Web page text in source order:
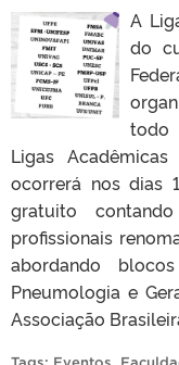
A
do
todo
Ligas
ocorrerá nos dias
gratuito
profissionais
abordando
Pneumologia e
Associação